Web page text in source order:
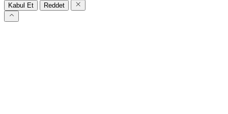
Kabul Et Reddet